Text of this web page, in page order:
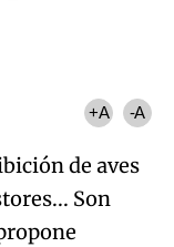
+A -A
de aves
Son